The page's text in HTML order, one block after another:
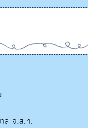
ล จ.ส.ท.